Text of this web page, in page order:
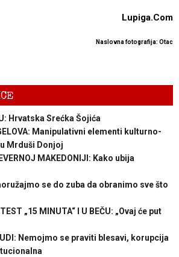
Lupiga.Com
Naslovna fotografija: Otac
Hrvatska Srećka Šojića
Manipulativni elementi kulturno-
Mrduši Donjoj
MAKEDONIJI: Kako ubija
se do zuba da obranimo sve što
„15 MINUTA“ I U BEČU: „Ovaj će put
Nemojmo se praviti blesavi, korupcija